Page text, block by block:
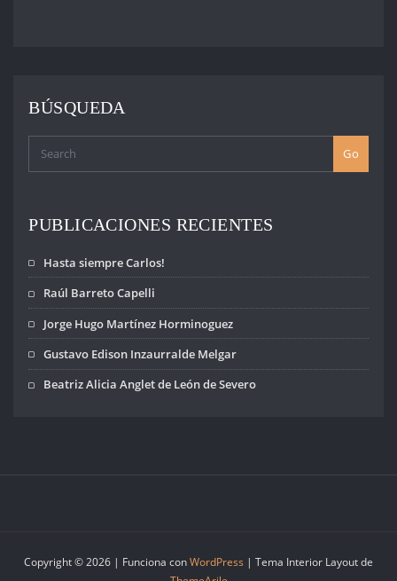
BÚSQUEDA
Go
PUBLICACIONES RECIENTES
Hasta siempre Carlos!
Raúl Barreto Capelli
Jorge Hugo Martínez Horminoguez
Gustavo Edison Inzaurralde Melgar
Beatriz Alicia Anglet de León de Severo
Copyright © 2026 | Funciona conWordPress | Tema Interior Layout de